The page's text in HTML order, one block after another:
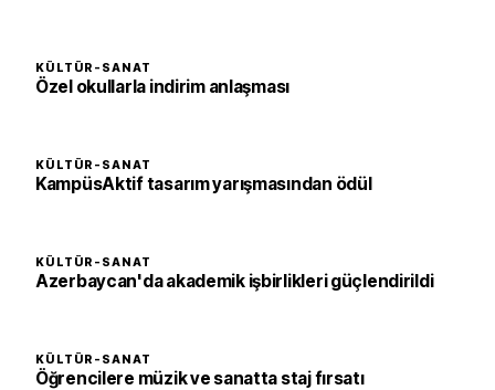
KÜLTÜR-SANAT
Özel okullarla indirim anlaşması
KÜLTÜR-SANAT
KampüsAktif tasarım yarışmasından ödül
KÜLTÜR-SANAT
Azerbaycan'da akademik işbirlikleri güçlendirildi
KÜLTÜR-SANAT
Öğrencilere müzik ve sanatta staj fırsatı